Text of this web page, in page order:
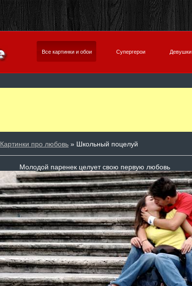
Все картинки и обои Супергерои Девушки
Картинки про любовь » Школьный поцелуй
Молодой паренек целует свою первую любовь